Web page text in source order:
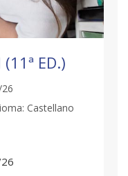
ED.)
Castellano